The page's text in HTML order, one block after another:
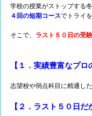
学校の授業がストップする
４回の短期コースでトライ
そこで、 ラスト５０日の受
【１．実績豊富なプロ
志望校や弱点科目に精通し
【２．ラスト５０日だ